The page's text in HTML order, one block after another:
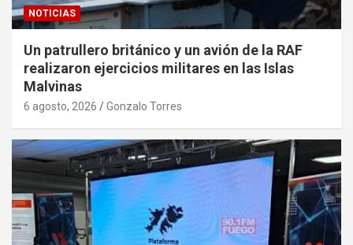
NOTICIAS
Un patrullero británico y un avión de la RAF
realizaron ejercicios militares en las Islas
Malvinas
6 agosto, 2026 Gonzalo Torres